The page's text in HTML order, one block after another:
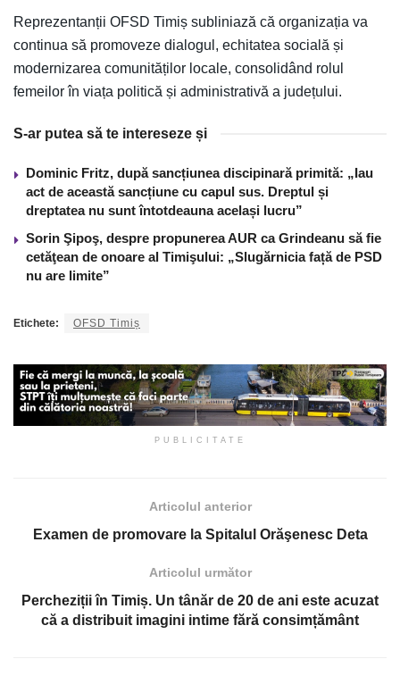
Reprezentanții OFSD Timiș subliniază că organizația va
continua să promoveze dialogul, echitatea socială și
modernizarea comunităților locale, consolidând rolul
femeilor în viața politică și administrativă a județului.
S-ar putea să te intereseze și
Dominic Fritz, după sancțiunea discipinară primită: „Iau
act de această sancțiune cu capul sus. Dreptul și
dreptatea nu sunt întotdeauna același lucru”
Sorin Şipoş, despre propunerea AUR ca Grindeanu să fie
cetăţean de onoare al Timişului: „Slugărnicia față de PSD
nu are limite”
Etichete: OFSD Timiș
PUBLICITATE
Articolul anterior
Examen de promovare la Spitalul Orăşenesc Deta
Articolul următor
Percheziții în Timiș. Un tânăr de 20 de ani este acuzat
că a distribuit imagini intime fără consimțământ